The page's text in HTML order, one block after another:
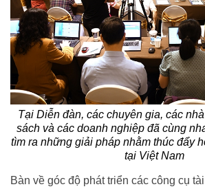
Tại Diễn đàn, các chuyên gia, các
sách và các doanh nghiệp đã cùng
tìm ra những giải pháp nhằm thúc đẩy
tại Việt Nam
Bàn về góc độ phát triển các công cụ